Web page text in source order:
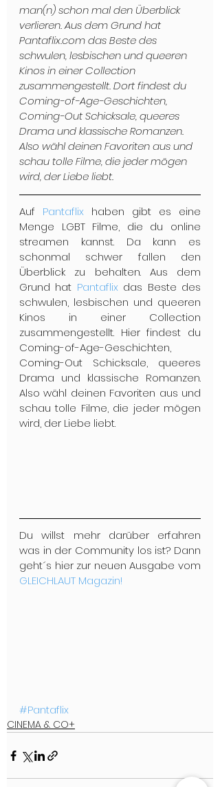
man(n) schon mal den Überblick
verlieren. Aus dem Grund hat
Pantaflix.com das Beste des
schwulen, lesbischen und queeren
Kinos in einer Collection
zusammengestellt. Dort findest du
Coming-of-Age-Geschichten,
Coming-Out Schicksale, queeres
Drama und klassische Romanzen.
Also wähl deinen Favoriten aus und
schau tolle Filme, die jeder mögen
wird, der Liebe liebt.
Auf Pantaflix haben gibt es eine
Menge LGBT Filme, die du online
streamen kannst. Da kann es
schonmal schwer fallen den
Überblick zu behalten. Aus dem
Grund hat Pantaflix das Beste des
schwulen, lesbischen und queeren
Kinos in einer Collection
zusammengestellt. Hier findest du
Coming-of-Age-Geschichten,
Coming-Out Schicksale, queeres
Drama und klassische Romanzen.
Also wähl deinen Favoriten aus und
schau tolle Filme, die jeder mögen
wird, der Liebe liebt.
Du willst mehr darüber erfahren
was in der Community los ist? Dann
GLEICHLAUT Magazin!
#Pantaflix
CINEMA & CO+